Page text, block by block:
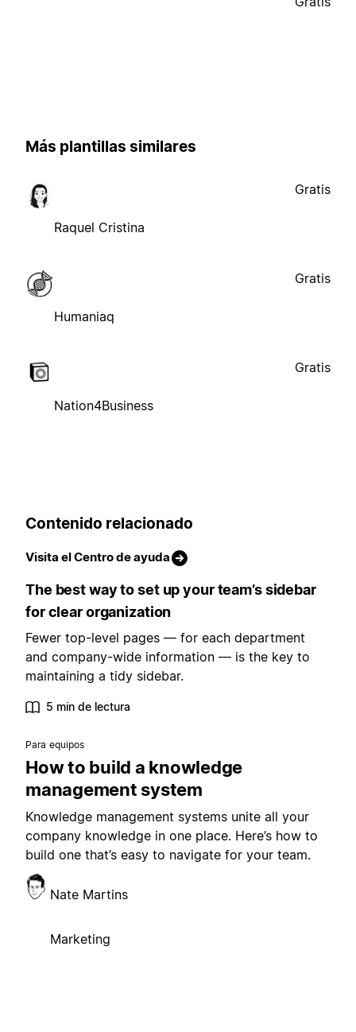
Más plantillas similares
Raquel Cristina
Gratis
Humaniaq
Gratis
Nation4Business
Gratis
Contenido relacionado
Visita el Centro de ayuda
The best way to set up your team’s sidebar
for clear organization
Fewer top-level pages — for each department
and company-wide information — is the key to
maintaining a tidy sidebar.
5 min de lectura
Para equipos
How to build a knowledge
management system
Knowledge management systems unite all your
company knowledge in one place. Here’s how to
build one that’s easy to navigate for your team.
Nate Martins
Marketing